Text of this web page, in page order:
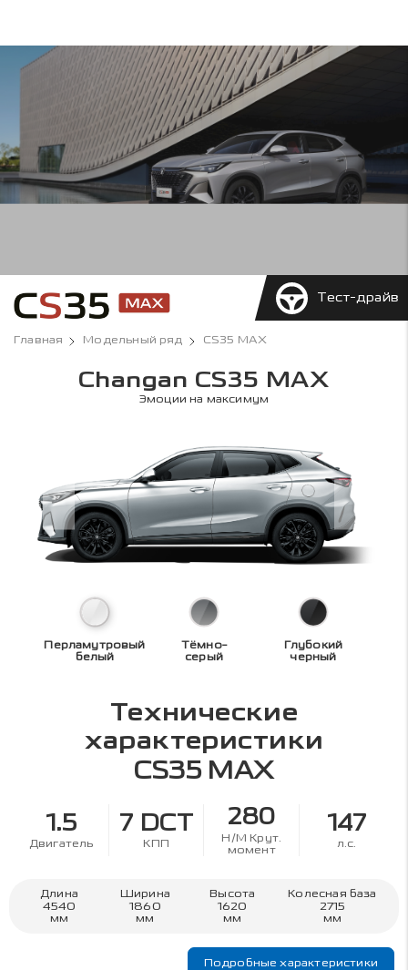
Тест-драйв
Главная Модельный ряд CS35 MAX
Changan CS35 MAX
Эмоции на максимум
Перламутровый
белый
Тёмно-
серый
Глубокий
черный
Технические
характеристики
CS35 MAX
1.5
Двигатель
7 DCT
КПП
280
Н/М Крут.
момент
147
л.с.
Длина
4540
мм
Ширина
1860
мм
Высота
1620
мм
Колесная база
2715
мм
Подробные характеристики